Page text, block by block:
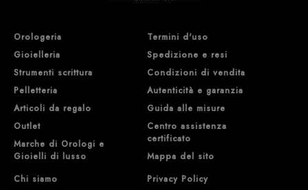
Orologeria
Gioielleria
Strumenti scrittura
Pelletteria
Articoli da regalo
Outlet
Marche di Orologi e
Gioielli di lusso
Chi siamo
Termini d'uso
Spedizione e resi
Condizioni di vendita
Autenticità e garanzia
Guida alle misure
Centro assistenza
certificato
Mappa del sito
Privacy Policy